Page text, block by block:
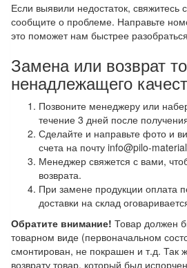
Если выявили недостаток,
сообщите о проблеме. Направьте
это поможет нам быстрее
Замена или возврат
ненадлежащего
Позвоните менеджеру или
течение 3 дней после
Сделайте и направьте фото и
счета на почту info@pilo-
Менеджер свяжется с вами,
возврата.
При замене продукции оплата
доставки на склад
Обратите внимание! Товар должен
товарном виде (первоначальном
смонтирован, не покрашен и т.д. Так
возврату товар, который был